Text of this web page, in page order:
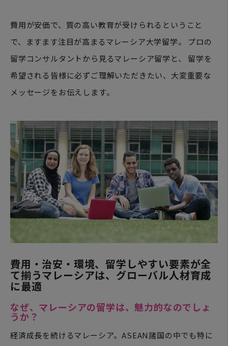
費用が安価で、質の高い教育が受けられるということ
で、ますます注目が高まるマレーシア大学留学。 プロの
留学コンサルタントから見るマレーシア留学と、 留学を
希望される皆様に必ずご理解いただきたい、大変重要な
メッセージをお伝えします。
費用・治安・環境、留学しやすい要素が全
て揃うマレーシアは、グローバル人材育成
に最適
なぜ、マレーシアの留学は、魅力的なのでしょ
うか？
経済成長を続けるマレーシア。ASEAN諸国の中でも特に